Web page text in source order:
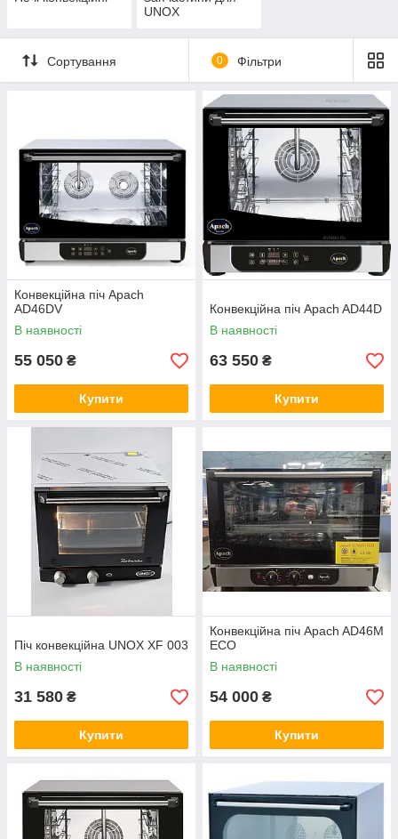
UNOX
Сортування 0 Фільтри
Конвекційна піч Apach
AD46DV
В наявності
55 050 ₴
Купити
Конвекційна піч Apach AD44D
В наявності
63 550 ₴
Купити
Піч конвекційна UNOX XF 003
В наявності
31 580 ₴
Купити
Конвекційна піч Apach AD46M
ECO
В наявності
54 000 ₴
Купити